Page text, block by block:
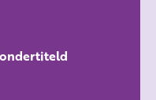
ondertiteld